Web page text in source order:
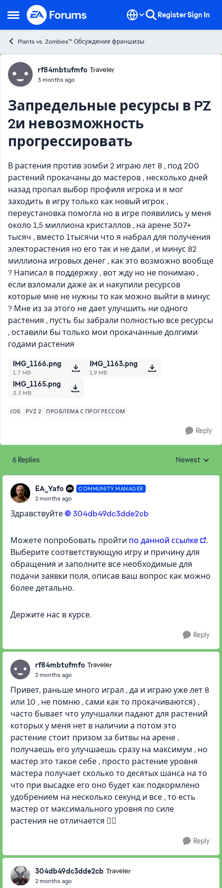
Open Side Menu
Skip to content RegisterSign In
Plants vs. Zombies™ Обсуждение франшизы
Forum Discussion
rf84mbtufmfo Traveler
3 months ago
Запредельные ресурсы в PZ
2и невозможность
прогрессировать
В растения против зомби 2 играю лет 8 , под 200
растений прокачаны до мастеров , несколько дней
назад пропал выбор профиля игрока и я мог
заходить в игру только как новый игрок ,
переустановка помогла но в игре появились у меня
около 1,5 миллиона кристаллов , на арене 307+
тысяч , вместо 1тысячи что я набрал для получения
электорастения но его так и не дали , и минус 82
миллиона игровых денег , как это возможно вообще
? Написал в поддержку , вот жду но не понимаю ,
если взломали даже ак и накупили ресурсов
которые мне не нужны то как можно выйти в минус
? Мне из за этого не дает улучшить ни одного
растения , пусть бы забрали полностью все ресурсы
, оставили бы только мои прокачанные долгими
годами растения
IMG_1166.png
1.7 MB
IMG_1163.png
1.9 MB
IMG_1165.png
3.3 MB
IOS PVZ 2 ПРОБЛЕМА С ПРОГРЕССОМ
Reply
6 Replies Replies sorted
Newest
EA_Yafo COMMUNITY MANAGER
2 months ago
Здравствуйте 304db49dc3dde2cb​
Можете попробовать пройти по данной ссылке
.
Выберите соответствующую игру и причину для
обращения и заполните все необходимые для
подачи заявки поля, описав ваш вопрос как можно
более детально.
Держите нас в курсе.
Reply
rf84mbtufmfo Traveler
2 months ago
Привет, раньше много играл , да и играю уже лет 8
или 10 , не помню , сами как то прокачиваются) ,
часто бывает что улучшалки падают для растений
которых у меня нет в наличии а потом это
растение стоит призом за битвы на арене ,
получаешь его улучшаешь сразу на максимум , но
мастер это такое себе , просто растение уровня
мастера получает сколько то десятых шанса на то
что при высадке его оно будет как подкормлено
удобрением на несколько секунд и все , то есть
мастер от максимального уровня по силе
растения не отличается 🤷‍♂️
Reply
304db49dc3dde2cb Traveler
2 months ago